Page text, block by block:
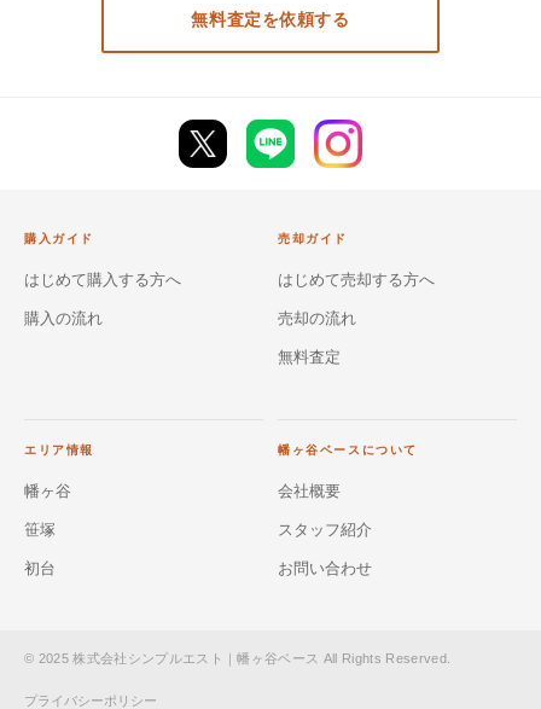
無料査定を依頼する
購入ガイド
はじめて購入する方へ
購入の流れ
売却ガイド
はじめて売却する方へ
売却の流れ
無料査定
エリア情報
幡ヶ谷
笹塚
初台
幡ヶ谷ベースについて
会社概要
スタッフ紹介
お問い合わせ
© 2025 株式会社シンプルエスト｜幡ヶ谷ベース All Rights Reserved.
プライバシーポリシー